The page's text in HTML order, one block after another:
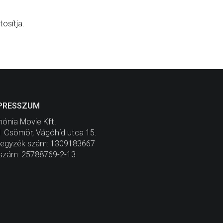
Movie Kft.
Csömör, Vágóhíd utca 15.
szám: 1309183667
25788769-2-13